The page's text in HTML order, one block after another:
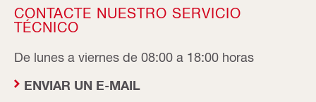
CONTACTE NUESTRO SERVICIO
TÉCNICO
De lunes a viernes de 08:00 a 18:00 horas
ENVIAR UN E-MAIL